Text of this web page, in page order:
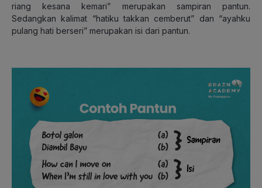
riang kesana kemari” merupakan sampiran pantun.
Sedangkan kalimat “hatiku takkan cemberut” dan “ayahku
pulang hati berseri” merupakan isi dari pantun.